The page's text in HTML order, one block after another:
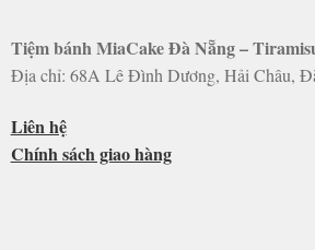
Tiệm bánh MiaCake Đà Nẵng –
Địa chỉ: 68A Lê Đình Dương, Hải Châu,
Liên hệ
Chính sách giao hàng